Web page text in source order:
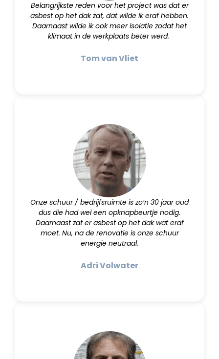
Belangrijkste reden voor het project was dat er
asbest op het dak zat, dat wilde ik eraf hebben.
Daarnaast wilde ik ook meer isolatie zodat het
klimaat in de werkplaats beter werd.
Tom van Vliet
Onze schuur / bedrijfsruimte is zo’n 30 jaar oud
dus die had wel een opknapbeurtje nodig.
Daarnaast zat er asbest op het dak wat eraf
moet. Nu, na de renovatie is onze schuur
energie neutraal.
Adri Volwater